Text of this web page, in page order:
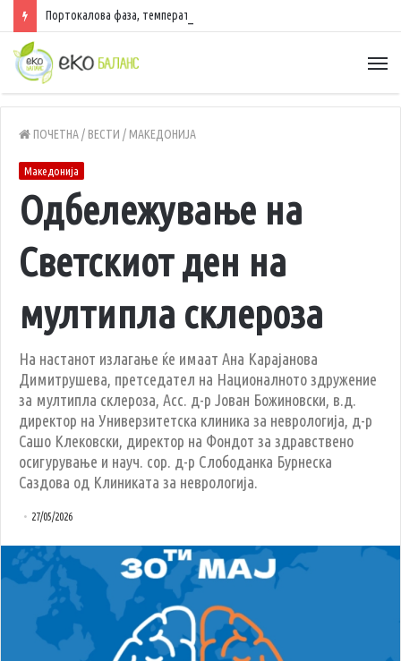
Портокалова фаза, температури до 40 степени
ПОЧЕТНА/ ВЕСТИ / МАКЕДОНИЈА
Македонија
Одбележување на
Светскиот ден на
мултипла склероза
На настанот излагање ќе имаат Ана Карајанова
Димитрушева, претседател на Националното здружение
за мултипла склероза, Асс. д-р Јован Божиновски, в.д.
директор на Универзитетска клиника за неврологија, д-р
Сашо Клековски, директор на Фондот за здравствено
осигурување и науч. сор. д-р Слободанка Бурнеска
Саздова од Клиниката за неврологија.
27/05/2026